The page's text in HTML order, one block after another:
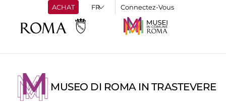
ACHAT Connectez-Vous
MUSEO DI ROMA IN TRASTEVERE